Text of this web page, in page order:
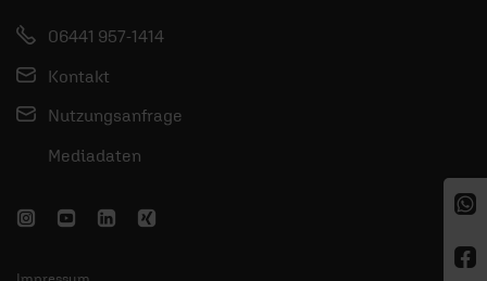
06441 957-1414
Kontakt
Nutzungsanfrage
Mediadaten